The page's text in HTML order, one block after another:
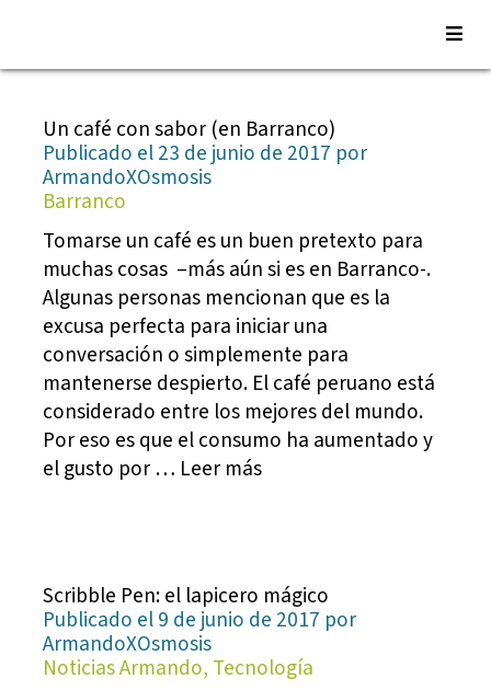
Saltar
contenidoUn café con sabor (en Barranco)
Publicado el 23 de junio de 2017 por
ArmandoXOsmosis
Barranco
Tomarse un café es un buen pretexto para
muchas cosas –más aún si es en Barranco-.
Algunas personas mencionan que es la
excusa perfecta para iniciar una
conversación o simplemente para
mantenerse despierto. El café peruano está
considerado entre los mejores del mundo.
Por eso es que el consumo ha aumentado y
el gusto por … Leer más
Scribble Pen: el lapicero mágico
Publicado el 9 de junio de 2017 por
ArmandoXOsmosis
Noticias Armando, Tecnología